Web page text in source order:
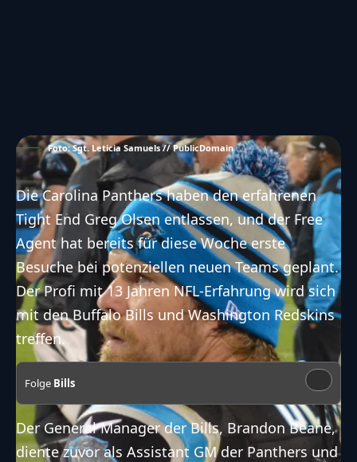
Foto: Sgt. Leticia Samuels // PublicDomain
Die Carolina Panthers haben den erfahrenen
Tight End Greg Olsen entlassen, und der Free
Agent hat bereits für diese Woche erste
Besuche bei potenziellen neuen Teams geplant.
Der Profi mit 13 Jahren NFL-Erfahrung wird sich
mit den Buffalo Bills und Washington Redskins
treffen.
Folge Bills
Der General Manager der Bills, Brandon Beane,
diente zuvor als Assistant GM der Panthers und